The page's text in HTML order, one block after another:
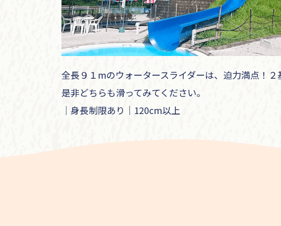
全長９１mのウォータースライダーは、迫力満点！２
是非どちらも滑ってみてください。
｜身長制限あり｜120cm以上